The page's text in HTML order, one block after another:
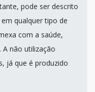
pode ser descrito
qualquer tipo de
com a saúde,
não utilização
já que é produzido